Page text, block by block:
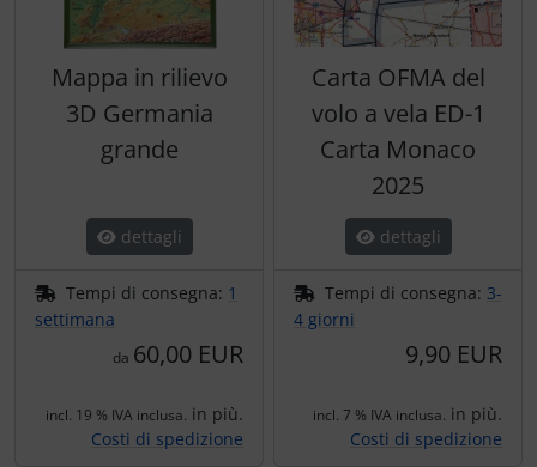
Mappa in rilievo
3D Germania
grande
dettagli
Tempi di consegna: 1
settimana
da 60,00 EUR
incl. 19 % IVA inclusa. in più.
Costi di spedizione
Carta OFMA del
volo a vela ED-1
Carta Monaco
2025
dettagli
Tempi di consegna: 3-
4 giorni
9,90 EUR
incl. 7 % IVA inclusa. in più.
Costi di spedizione